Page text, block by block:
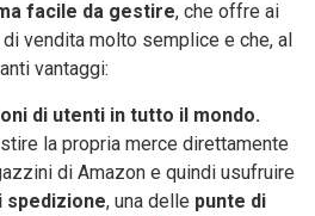
facile da gestire, che offre ai
vendita molto semplice e che, al
vantaggi:
di utenti in tutto il mondo.
la propria merce direttamente
di Amazon e quindi usufruire
spedizione, una delle punte di